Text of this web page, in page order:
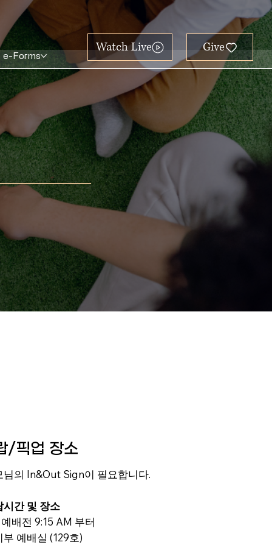
e-Forms
Give
Watch Live
/픽업 장소
님의 In&Out Sign이 필요합니다.
시간 및 장소
배전 9:15 AM 부터
부 예배실 (129호)